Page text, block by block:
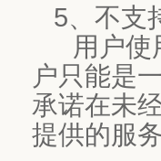
5、不支
用户使
户只能是
承诺在未
提供的服